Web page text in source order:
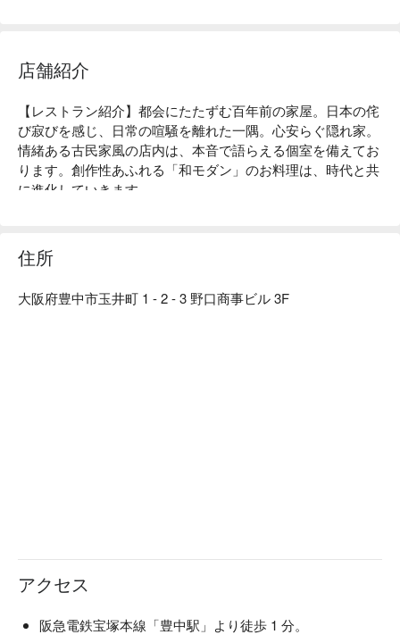
店舗紹介
【レストラン紹介】都会にたたずむ百年前の家屋。日本の侘
び寂びを感じ、日常の喧騒を離れた一隅。心安らぐ隠れ家。
情緒ある古民家風の店内は、本音で語らえる個室を備えてお
ります。創作性あふれる「和モダン」のお料理は、時代と共
に進化していきます。
た雰囲気は、私たちのお客様へ対するおもてなしの心と、た
くさんの職人達の手によって作られます。「日常の中の美」
やお酒を楽しんでいただきたいという気持ちから、木造の内
陶器のビール ：くいもの屋わんのビールは陶器で提供いた
します。和の内装と、こだわりのグラスや益子焼のお皿で大
住所
大阪府豊中市玉井町 1 - 2 - 3 野口商事ビル 3F
アクセス
阪急電鉄宝塚本線「豊中駅」より徒歩 1 分。